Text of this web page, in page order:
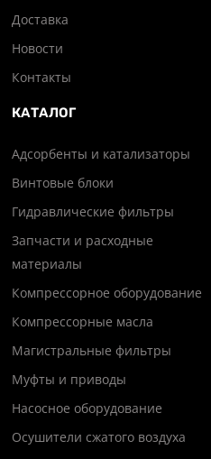
Доставка
Новости
Контакты
КАТАЛОГ
Адсорбенты и катализаторы
Винтовые блоки
Гидравлические фильтры
Запчасти и расходные
материалы
Компрессорное оборудование
Компрессорные масла
Магистральные фильтры
Муфты и приводы
Насосное оборудование
Осушители сжатого воздуха